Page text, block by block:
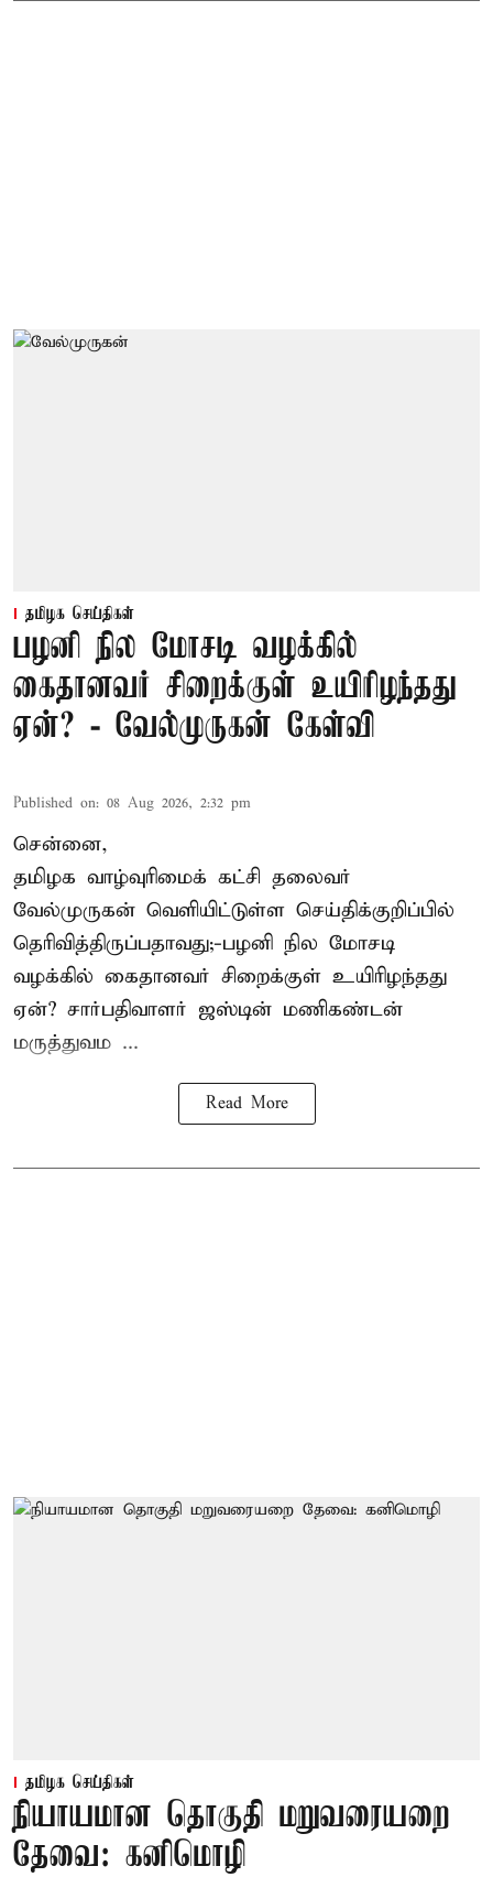
தமிழக செய்திகள்
பழனி நில மோசடி வழக்கில்
கைதானவர் சிறைக்குள் உயிரிழந்தது
ஏன்? - வேல்முருகன் கேள்வி
Published on: 08 Aug 2026, 2:32 pm
சென்னை,
தமிழக வாழ்வுரிமைக் கட்சி தலைவர்
வேல்முருகன் வெளியிட்டுள்ள செய்திக்குறிப்பில்
தெரிவித்திருப்பதாவது;-பழனி நில மோசடி
வழக்கில் கைதானவர் சிறைக்குள் உயிரிழந்தது
ஏன்? சார்பதிவாளர் ஜஸ்டின் மணிகண்டன்
மருத்துவம ...
Read More
தமிழக செய்திகள்
நியாயமான தொகுதி மறுவரையறை
தேவை: கனிமொழி